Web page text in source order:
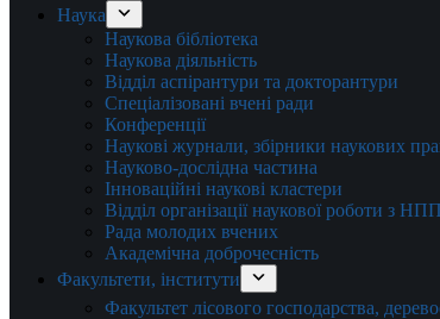
Наука
Наукова бібліотека
Наукова діяльність
Відділ аспірантури та докторантури
Спеціалізовані вчені ради
Конференції
Наукові журнали, збірники наукових
Науково-дослідна частина
Інноваційні наукові кластери
Відділ організації наукової роботи з
Рада молодих вчених
Академічна доброчесність
Факультети, інститути
Факультет лісового господарства,